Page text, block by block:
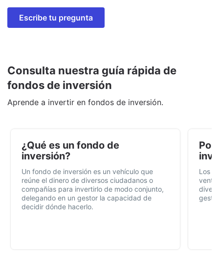
Escribe tu pregunta
Consulta nuestra guía rápida de
fondos de inversión
Aprende a invertir en fondos de inversión.
¿Qué es un fondo de
inversión?
Un fondo de inversión es un vehículo que
reúne el dinero de diversos ciudadanos o
compañías para invertirlo de modo conjunto,
delegando en un gestor la capacidad de
decidir dónde hacerlo.
Por
Los